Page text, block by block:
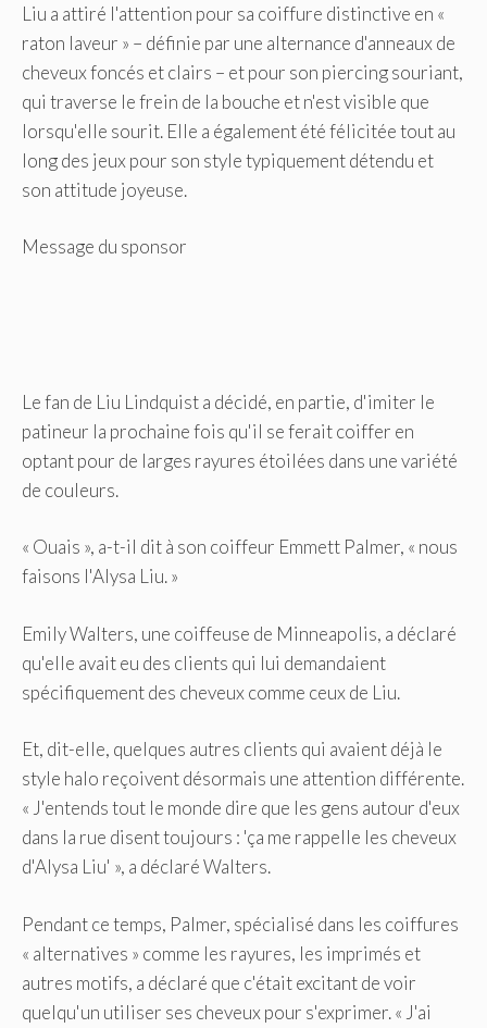
Liu a attiré l'attention pour sa coiffure distinctive en «
raton laveur » – définie par une alternance d'anneaux de
cheveux foncés et clairs – et pour son piercing souriant,
qui traverse le frein de la bouche et n'est visible que
lorsqu'elle sourit. Elle a également été félicitée tout au
long des jeux pour son style typiquement détendu et
son attitude joyeuse.
Message du sponsor
Le fan de Liu Lindquist a décidé, en partie, d'imiter le
patineur la prochaine fois qu'il se ferait coiffer en
optant pour de larges rayures étoilées dans une variété
de couleurs.
« Ouais », a-t-il dit à son coiffeur Emmett Palmer, « nous
faisons l'Alysa Liu. »
Emily Walters, une coiffeuse de Minneapolis, a déclaré
qu'elle avait eu des clients qui lui demandaient
spécifiquement des cheveux comme ceux de Liu.
Et, dit-elle, quelques autres clients qui avaient déjà le
style halo reçoivent désormais une attention différente.
« J'entends tout le monde dire que les gens autour d'eux
dans la rue disent toujours : 'ça me rappelle les cheveux
d'Alysa Liu' », a déclaré Walters.
Pendant ce temps, Palmer, spécialisé dans les coiffures
« alternatives » comme les rayures, les imprimés et
autres motifs, a déclaré que c'était excitant de voir
quelqu'un utiliser ses cheveux pour s'exprimer. « J'ai